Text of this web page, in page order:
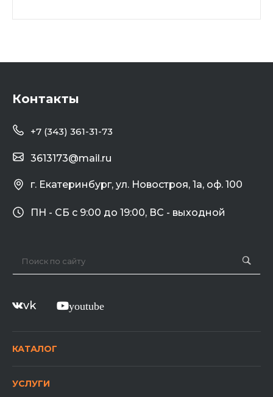
Контакты
+7 (343) 361-31-73
г. Екатеринбург, ул. Новостроя, 1а, оф. 100
3613173@mail.ru
ПН - СБ с 9:00 до 19:00, ВС - выходной
vk youtube
КАТАЛОГ
УСЛУГИ